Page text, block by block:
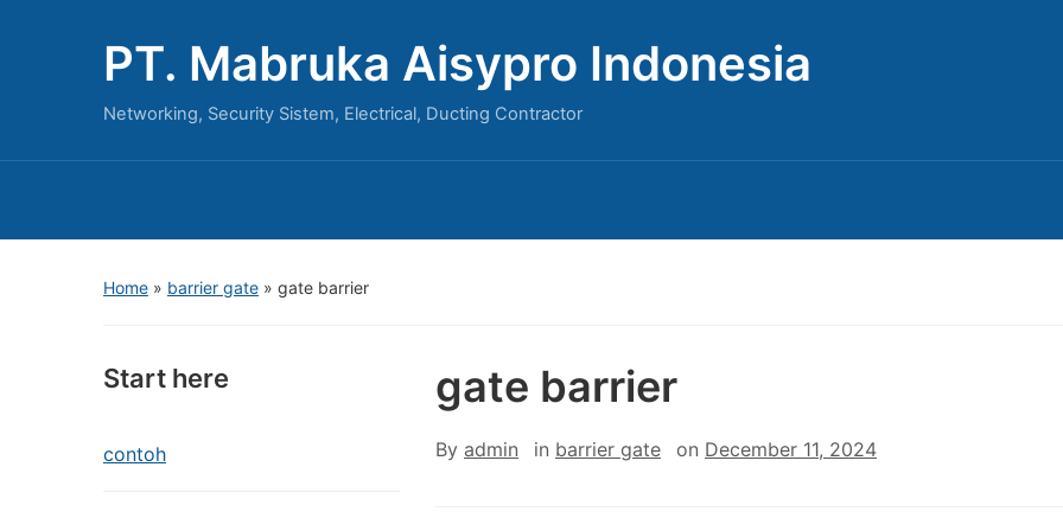
PT. Mabruka Aisypro Indonesia
Networking, Security Sistem, Electrical, Ducting Contractor
Home » barrier gate » gate barrier
Start here
contoh
gate barrier
By admin in barrier gate on December 11, 2024